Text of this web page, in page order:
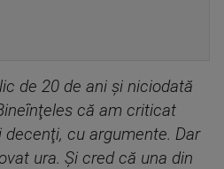
de 20 de ani şi niciodată
că am criticat
cu argumente. Dar
ura. Şi cred că una din